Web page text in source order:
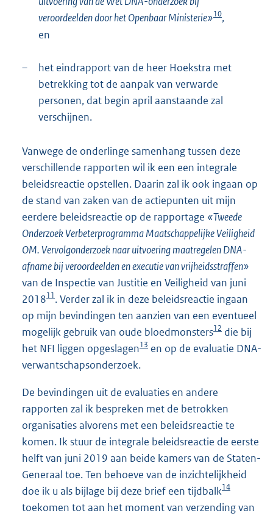
veroordeelden door het Openbaar Ministerie»10,
en
–
het eindrapport van de heer Hoekstra met
betrekking tot de aanpak van verwarde
personen, dat begin april aanstaande zal
verschijnen.
Vanwege de onderlinge samenhang tussen deze
verschillende rapporten wil ik een een integrale
beleidsreactie opstellen. Daarin zal ik ook ingaan op
de stand van zaken van de actiepunten uit mijn
eerdere beleidsreactie op de rapportage «Tweede
Onderzoek Verbeterprogramma Maatschappelijke Veiligheid
OM. Vervolgonderzoek naar uitvoering maatregelen DNA-
afname bij veroordeelden en executie van vrijheidsstraffen»
van de Inspectie van Justitie en Veiligheid van juni
201811. Verder zal ik in deze beleidsreactie ingaan
op mijn bevindingen ten aanzien van een eventueel
mogelijk gebruik van oude bloedmonsters12 die bij
het NFI liggen opgeslagen13 en op de evaluatie DNA-
verwantschapsonderzoek.
De bevindingen uit de evaluaties en andere
rapporten zal ik bespreken met de betrokken
organisaties alvorens met een beleidsreactie te
komen. Ik stuur de integrale beleidsreactie de eerste
helft van juni 2019 aan beide kamers van de Staten-
Generaal toe. Ten behoeve van de inzichtelijkheid
doe ik u als bijlage bij deze brief een tijdbalk14
toekomen tot aan het moment van verzending van